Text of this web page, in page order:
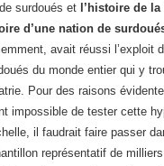
surdoués et l’histoire de la
d’une nation de
avait réussi l’exploit
du monde entier qui y
Pour des raisons
impossible de tester cette
il faudrait faire passer
représentatif de